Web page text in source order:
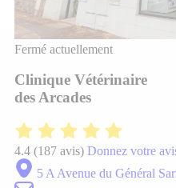
Fermé actuellement
Clinique Vétérinaire
des Arcades
4.4 (187 avis) Donnez votre
5 A Avenue du Général